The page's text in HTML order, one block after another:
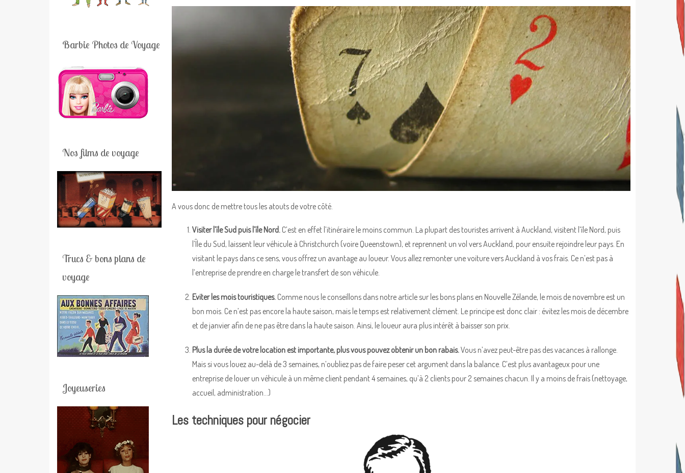
A vous donc de mettre tous les atouts de votre côté.
Visiter l’île Sud puis l’île Nord. C’est en effet l’itinéraire le moins commun. La plupart des touristes arrivent à Auckland, visitent l’île Nord, puis
l’Île du Sud, laissent leur véhicule à Christchurch (voire Queenstown), et reprennent un vol vers Auckland, pour ensuite rejoindre leur pays. En
visitant le pays dans ce sens, vous offrez un avantage au loueur. Vous allez remonter une voiture vers Auckland à vos frais. Ce n’est pas à
l’entreprise de prendre en charge le transfert de son véhicule.
Eviter les mois touristiques. Comme nous le conseillons dans notre article sur les bons plans en Nouvelle Zélande, le mois de novembre est un
bon mois. Ce n’est pas encore la haute saison, mais le temps est relativement clément. Le principe est donc clair : évitez les mois de décembre
et de janvier afin de ne pas être dans la haute saison. Ainsi, le loueur aura plus intérêt à baisser son prix.
Plus la durée de votre location est importante, plus vous pouvez obtenir un bon rabais.Vous n’avez peut-être pas des vacances à rallonge.
Mais si vous louez au-delà de 3 semaines, n’oubliez pas de faire peser cet argument dans la balance. C’est plus avantageux pour une
entreprise de louer un véhicule à un même client pendant 4 semaines, qu’à 2 clients pour 2 semaines chacun. Il y a moins de frais (nettoyage,
accueil, administration…)
Les techniques pour négocier
Barbie Photos de Voyage
Nos films de voyage
Trucs & bons plans de
voyage
Joyeuseries